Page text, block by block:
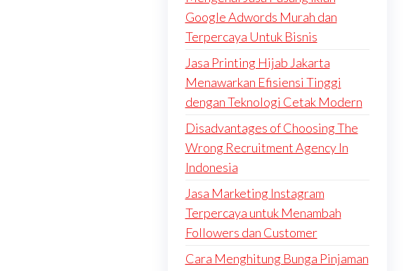
Google Adwords Murah dan
Terpercaya Untuk Bisnis
Jasa Printing Hijab Jakarta
Menawarkan Efisiensi Tinggi
dengan Teknologi Cetak Modern
Disadvantages of Choosing The
Wrong Recruitment Agency In
Indonesia
Jasa Marketing Instagram
Terpercaya untuk Menambah
Followers dan Customer
Cara Menghitung Bunga Pinjaman